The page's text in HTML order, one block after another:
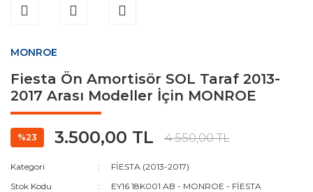
MONROE
Fiesta Ön Amortisör SOL Taraf 2013-
2017 Arası Modeller İçin MONROE
%23 3.500,00 TL 4.550,00 TL
Kategori
FİESTA (2013-2017)
Stok Kodu
EY16 18K001 AB - MONROE - FİESTA